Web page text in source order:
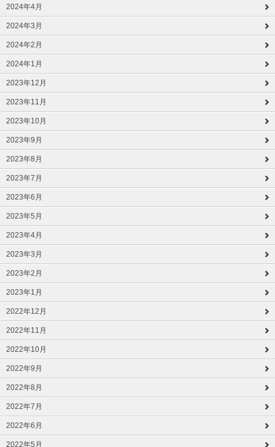
2024年4月
2024年3月
2024年2月
2024年1月
2023年12月
2023年11月
2023年10月
2023年9月
2023年8月
2023年7月
2023年6月
2023年5月
2023年4月
2023年3月
2023年2月
2023年1月
2022年12月
2022年11月
2022年10月
2022年9月
2022年8月
2022年7月
2022年6月
2022年5月